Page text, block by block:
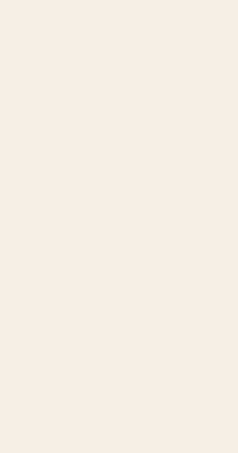
tranches.
d'huile d'olive, de sel,
barbecue pendant
jus du citron et un
de feta avec